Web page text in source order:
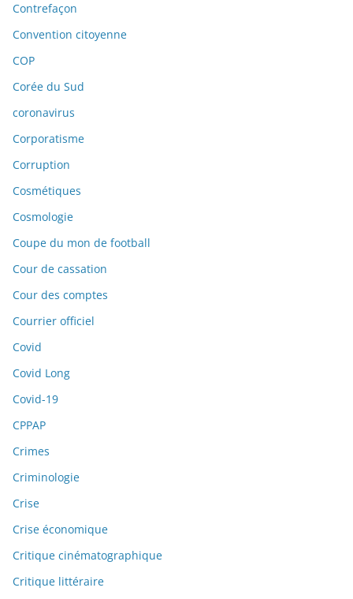
Contrefaçon
Convention citoyenne
COP
Corée du Sud
coronavirus
Corporatisme
Corruption
Cosmétiques
Cosmologie
Coupe du mon de football
Cour de cassation
Cour des comptes
Courrier officiel
Covid
Covid Long
Covid-19
CPPAP
Crimes
Criminologie
Crise
Crise économique
Critique cinématographique
Critique littéraire